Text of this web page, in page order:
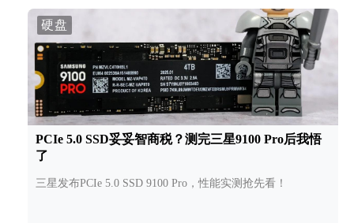
硬盘
PCIe 5.0 SSD妥妥智商税？测完三星9100 Pro后我悟
了
三星发布PCIe 5.0 SSD 9100 Pro，性能实测抢先看！